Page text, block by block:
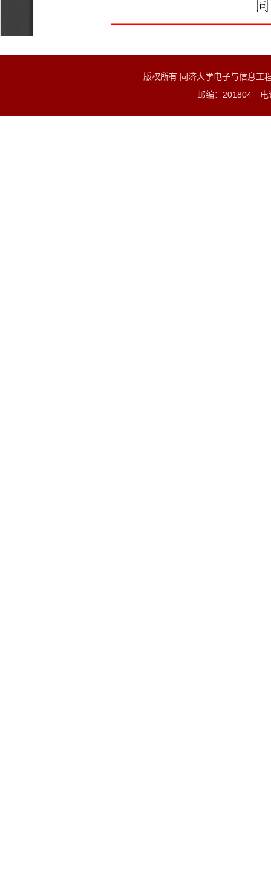
版权所有 同济大学电子与信息
邮编：201804